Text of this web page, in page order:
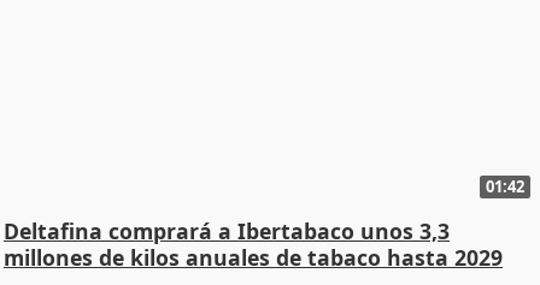
01:42
Deltafina comprará a Ibertabaco unos 3,3
millones de kilos anuales de tabaco hasta 2029